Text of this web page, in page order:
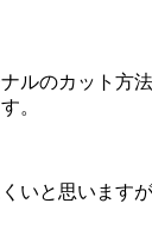
ルのカット方
。
いと思いますが